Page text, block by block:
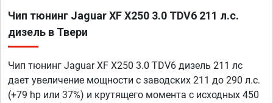
Чип тюнинг Jaguar XF X250 3.0 TDV6 211 л.с.
дизель в Твери
Чип тюнинг Jaguar XF X250 3.0 TDV6 дизель 211 лс
дает увеличение мощности с заводских 211 до 290 л.с.
(+79 hp или 37%) и крутящего момента с исходных 450